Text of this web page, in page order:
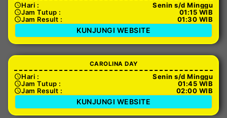
Hari :
Senin s/d Minggu
Jam Tutup :
01:15 WIB
Jam Result :
01:30 WIB
KUNJUNGI WEBSITE
CAROLINA DAY
Hari :
Senin s/d Minggu
Jam Tutup :
01:45 WIB
Jam Result :
02:00 WIB
KUNJUNGI WEBSITE